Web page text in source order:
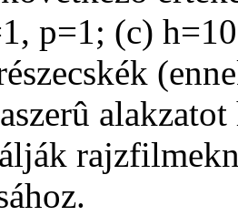
p=1; (c)